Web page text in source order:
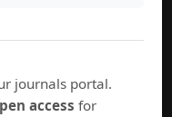
journals portal.
access for